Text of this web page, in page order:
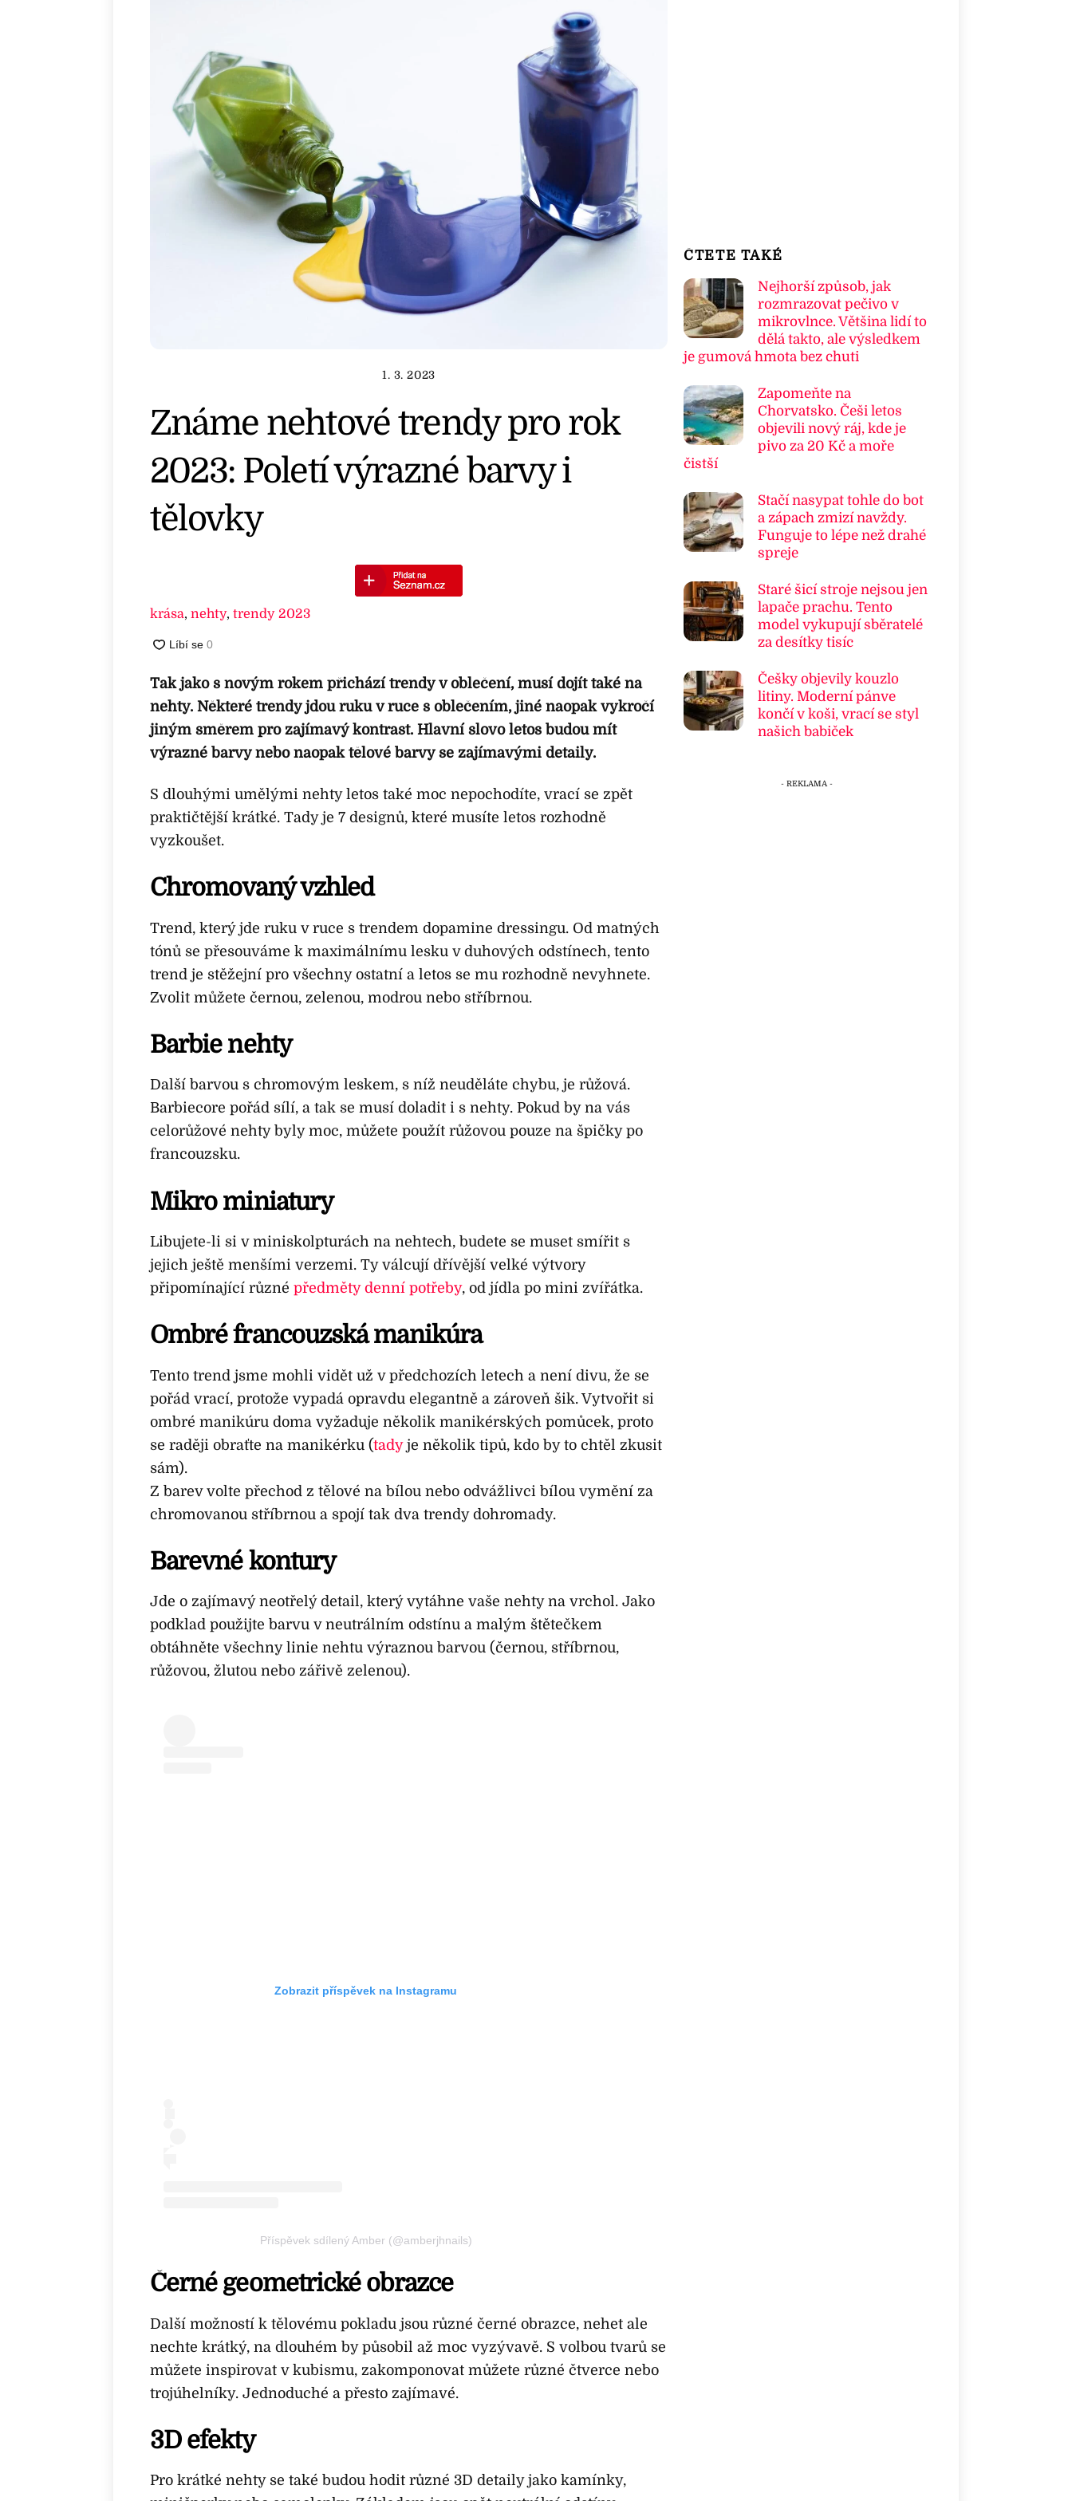
1. 3. 2023
Známe nehtové trendy pro rok
2023: Poletí výrazné barvy i
tělovky
krása, nehty, trendy 2023
Tak jako s novým rokem přichází trendy v oblečení, musí dojít také na
nehty. Některé trendy jdou ruku v ruce s oblečením, jiné naopak vykročí
jiným směrem pro zajímavý kontrast. Hlavní slovo letos budou mít
výrazné barvy nebo naopak tělové barvy se zajímavými detaily.
S dlouhými umělými nehty letos také moc nepochodíte, vrací se zpět
praktičtější krátké. Tady je 7 designů, které musíte letos rozhodně
vyzkoušet.
Chromovaný vzhled
Trend, který jde ruku v ruce s trendem dopamine dressingu. Od matných
tónů se přesouváme k maximálnímu lesku v duhových odstínech, tento
trend je stěžejní pro všechny ostatní a letos se mu rozhodně nevyhnete.
Zvolit můžete černou, zelenou, modrou nebo stříbrnou.
Barbie nehty
Další barvou s chromovým leskem, s níž neuděláte chybu, je růžová.
Barbiecore pořád sílí, a tak se musí doladit i s nehty. Pokud by na vás
celorůžové nehty byly moc, můžete použít růžovou pouze na špičky po
francouzsku.
Mikro miniatury
Libujete-li si v miniskolpturách na nehtech, budete se muset smířit s
jejich ještě menšími verzemi. Ty válcují dřívější velké výtvory
připomínající různé předměty denní potřeby, od jídla po mini zvířátka.
Ombré francouzská manikúra
Tento trend jsme mohli vidět už v předchozích letech a není divu, že se
pořád vrací, protože vypadá opravdu elegantně a zároveň šik. Vytvořit si
ombré manikúru doma vyžaduje několik manikérských pomůcek, proto
se raději obraťte na manikérku (tadyje několik tipů, kdo by to chtěl zkusit
sám).
Z barev volte přechod z tělové na bílou nebo odvážlivci bílou vymění za
chromovanou stříbrnou a spojí tak dva trendy dohromady.
Barevné kontury
Jde o zajímavý neotřelý detail, který vytáhne vaše nehty na vrchol. Jako
podklad použijte barvu v neutrálním odstínu a malým štětečkem
obtáhněte všechny linie nehtu výraznou barvou (černou, stříbrnou,
růžovou, žlutou nebo zářivě zelenou).
Zobrazit příspěvek na Instagramu
Příspěvek sdílený Amber (@amberjhnails)
Černé geometrické obrazce
Další možností k tělovému pokladu jsou různé černé obrazce, nehet ale
nechte krátký, na dlouhém by působil až moc vyzývavě. S volbou tvarů se
můžete inspirovat v kubismu, zakomponovat můžete různé čtverce nebo
trojúhelníky. Jednoduché a přesto zajímavé.
3D efekty
Pro krátké nehty se také budou hodit různé 3D detaily jako kamínky,
ČTETE TAKÉ
Nejhorší způsob, jak
rozmrazovat pečivo v
mikrovlnce. Většina lidí to
dělá takto, ale výsledkem
je gumová hmota bez chuti
Zapomeňte na
Chorvatsko. Češi letos
objevili nový ráj, kde je
pivo za 20 Kč a moře
čistší
Stačí nasypat tohle do bot
a zápach zmizí navždy.
Funguje to lépe než drahé
spreje
Staré šicí stroje nejsou jen
lapače prachu. Tento
model vykupují sběratelé
za desítky tisíc
Češky objevily kouzlo
litiny. Moderní pánve
končí v koši, vrací se styl
našich babiček